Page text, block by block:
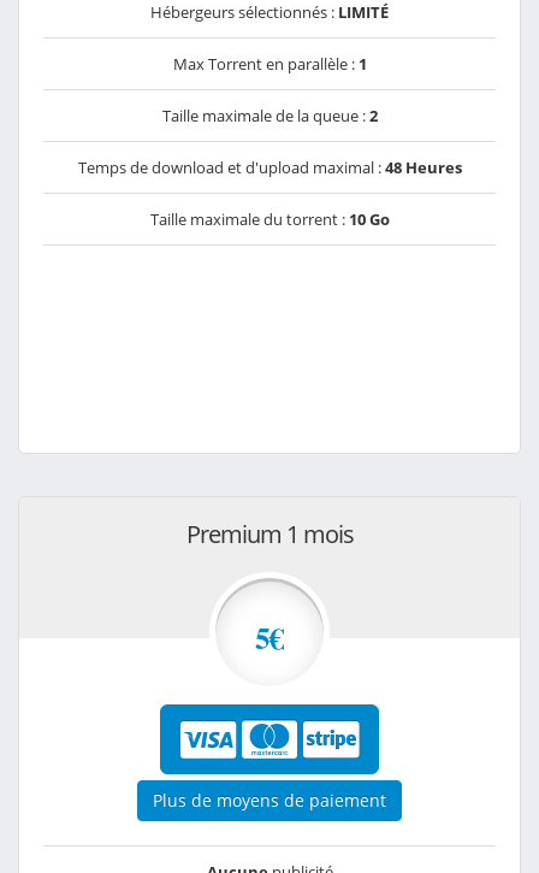
Hébergeurs sélectionnés : LIMITÉ
Max Torrent en parallèle : 1
Taille maximale de la queue :2
Temps de download et d'upload maximal :48 Heures
Taille maximale du torrent : 10 Go
Premium 1 mois
5€
Plus de moyens de paiement